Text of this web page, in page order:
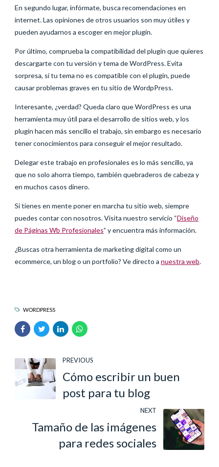
En segundo lugar, infórmate, busca recomendaciones en
internet. Las opiniones de otros usuarios son muy útiles y
pueden ayudarnos a escoger en mejor plugin.
Por último, comprueba la compatibilidad del plugin que quieres
descargarte con tu versión y tema de WordPress. Evita
sorpresa, si tu tema no es compatible con el plugin, puede
causar problemas graves en tu sitio de WordpPress.
Interesante, ¿verdad? Queda claro que WordPress es una
herramienta muy útil para el desarrollo de sitios web, y los
plugin hacen más sencillo el trabajo, sin embargo es necesario
tener conocimientos para conseguir el mejor resultado.
Delegar este trabajo en profesionales es lo más sencillo, ya
que no solo ahorra tiempo, también quebraderos de cabeza y
en muchos casos dinero.
Si tienes en mente poner en marcha tu sitio web, siempre
puedes contar con nosotros. Visita nuestro servicio “Diseño
de Páginas Wb Profesionales” y encuentra más información.
¿Buscas otra herramienta de marketing digital como un
ecommerce, un blog o un portfolio? Ve directo a nuestra web.
WORDPRESS
PREVIOUS
Cómo escribir un buen
post para tu blog
NEXT
Tamaño de las imágenes
para redes sociales